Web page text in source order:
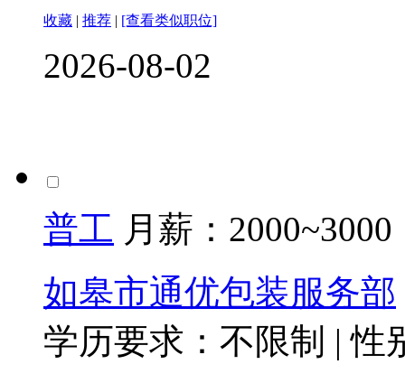
收藏 | 推荐 | [查看类似职位]
2026-08-02
普工 月薪： 2000~3000
如皋市通优包装服务部
学历要求：不限制 | 性